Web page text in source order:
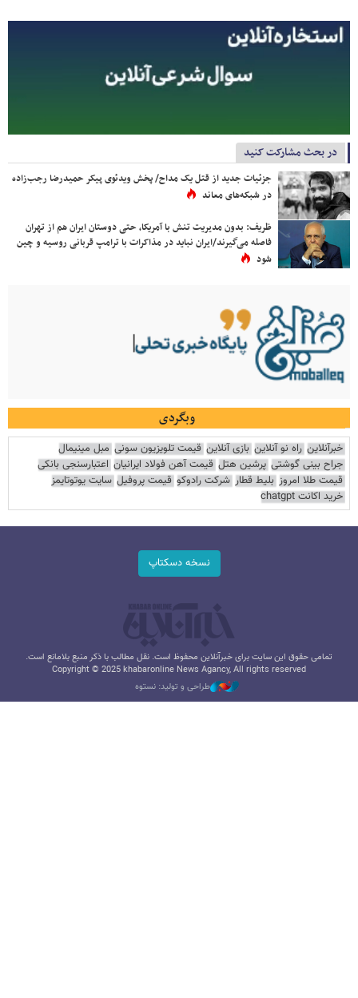
در بحث مشارکت کنید
جزئیات جدید از قتل یک مداح/ پخش ویدئوی پیکر حمیدرضا رجب‌زاده
در شبکه‌های معاند
ظریف: بدون مدیریت تنش با آمریکا، حتی دوستان ایران هم از تهران
فاصله می‌گیرند/ایران نباید در مذاکرات با ترامپ قربانی روسیه و چین
شود
وبگردی
خبرآنلاین راه نو آنلاین بازی آنلاین قیمت تلویزیون سونی مبل مینیمال
جراح بینی گوشتی پرشین هتل قیمت آهن فولاد ایرانیان اعتبارسنجی بانکی
قیمت طلا امروز بلیط قطار شرکت رادوکو قیمت پروفیل سایت یوتوتایمز
خرید اکانت chatgpt
نسخه دسکتاپ
تمامی حقوق این سایت برای خبرآنلاین محفوظ است. نقل مطالب با ذکر منبع بلامانع است.
Copyright © 2025 khabaronline News Agancy, All rights reserved
طراحی و تولید: نستوه